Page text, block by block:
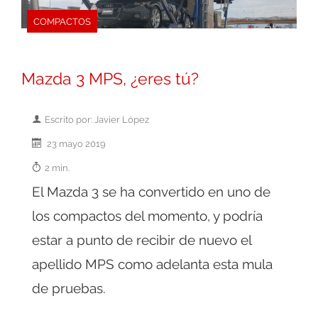
COMPACTOS
Mazda 3 MPS, ¿eres tú?
Escrito por: Javier López
23 mayo 2019
2 min.
El Mazda 3 se ha convertido en uno de
los compactos del momento, y podría
estar a punto de recibir de nuevo el
apellido MPS como adelanta esta mula
de pruebas.